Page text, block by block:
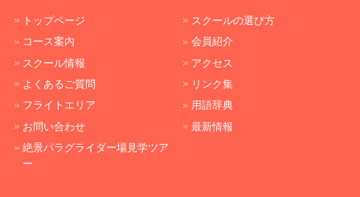
トップページ
コース案内
スクール情報
よくあるご質問
フライトエリア
お問い合わせ
絶景パラグライダー場見学ツア
ー
スクールの選び方
会員紹介
アクセス
リンク集
用語辞典
最新情報